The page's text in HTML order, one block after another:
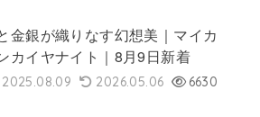
金銀が織りなす幻想美｜マイカ
カイヤナイト｜8月9日新着
2025.08.09 2026.05.06 6630